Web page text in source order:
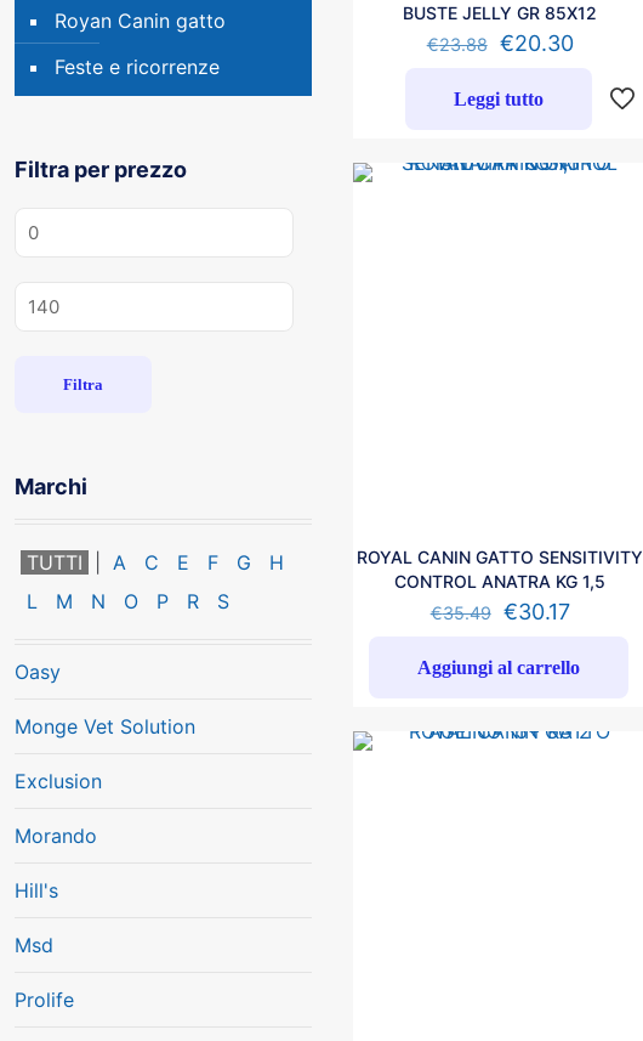
Royan Canin gatto
Feste e ricorrenze
Filtra per prezzo
Min
Max
Filtra
Marchi
TUTTI A C E F G
H
L
M N O P R S
Oasy
Monge Vet Solution
Exclusion
Morando
Hill's
Msd
Prolife
BUSTE JELLY GR 85X12
€23.88 €20.30
Leggi tutto
ROYAL CANIN GATTO SENSITIVITY
CONTROL ANATRA KG 1,5
€35.49 €30.17
Aggiungi al carrello